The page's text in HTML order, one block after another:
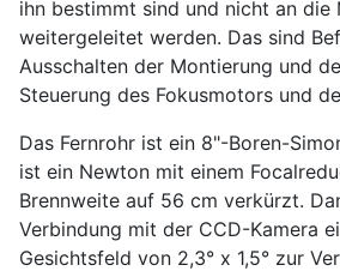
ihn bestimmt sind und nicht an die
weitergeleitet werden. Das sind
Ausschalten der Montierung und
Steuerung des Fokusmotors und
Das Fernrohr ist ein 8"-Boren-
ist ein Newton mit einem
Brennweite auf 56 cm verkürzt.
Verbindung mit der CCD-Kamera
Gesichtsfeld von 2,3° x 1,5° zur